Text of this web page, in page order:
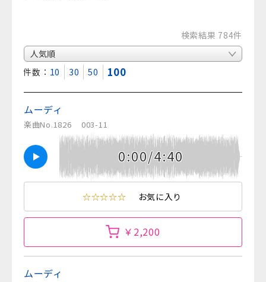
検索結果 784件
表示件数： 10 30 50 100
ムーディ
楽曲No.1826 003-11
0:00/4:40
☆☆☆☆☆ お気に入り
￥2,200
ムーディ